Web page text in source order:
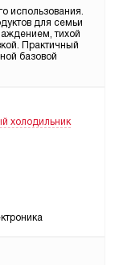
использования.
для семьи
тихой
Практичный
базовой
холодильник